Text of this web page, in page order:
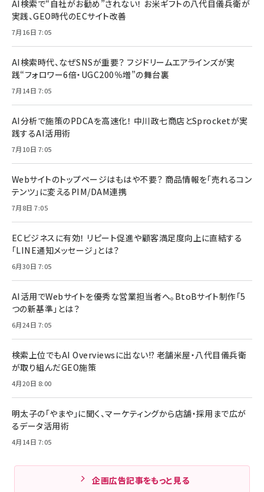
AI検索で“自社がお勧め”されない！ お米ギフトの八代目儀兵衛が
実践、GEO時代のECサイト改善
7月16日 7:05
AI検索時代、なぜSNSが重要？ フジドリームエアラインズが実
践“フォロワー6倍・UGC200％増”の舞台裏
7月14日 7:05
AI分析で施策のPDCAを高速化！ 中川政七商店とSprocketが実
践するAI活用術
7月10日 7:05
Webサイトのトップページはもはや不要？ 商品情報を「売れるコン
テンツ」に変えるPIM/DAM連携
7月8日 7:05
ECビジネスに有効！ リピート促進や顧客満足度向上に直結する
「LINE通知メッセージ」とは？
6月30日 7:05
AI活用でWebサイトを優秀な営業担当者へ。BtoBサイト制作「5
つの新基準」とは？
6月24日 7:05
検索上位でもAI Overviewsに出ない!? 老舗米屋・八代目儀兵衛
が取り組んだGEO施策
4月20日 8:00
明太子の「やまや」に聞く、マーケティングから店舗・採用まで広が
るデータ活用術
4月14日 7:05
企画広告記事をもっと見る